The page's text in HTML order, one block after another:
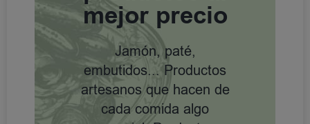
mejor precio
Jamón, paté,
embutidos... Productos
artesanos que hacen de
cada comida algo